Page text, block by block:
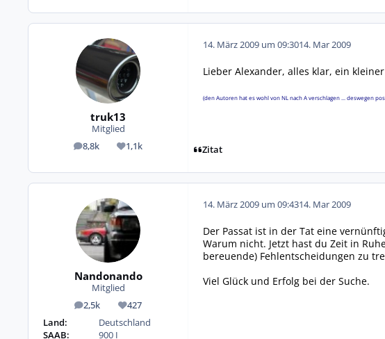
truk13
Mitglied
8,8k
Beiträge 1,1k
Reputation
14. März 2009 um 09:3014. Mar 2009
Lieber Alexander, alles klar, ein
(den Autoren hat es wohl von NL nach A verschlagen ... deswegen
Zitat
Nandonando
Mitglied
2,5k
Beiträge 427
Reputation
Land:
Deutschland
SAAB:
900 I
14. März 2009 um 09:4314. Mar 2009
Der Passat ist in der Tat eine
Warum nicht. Jetzt hast du Zeit in
bereuende) Fehlentscheidungen zu
Viel Glück und Erfolg bei der Suche.